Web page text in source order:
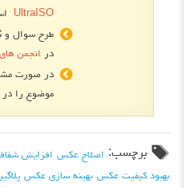
UltraISO
طرح سوال و
در انجمن
در صورت
موضوع را در
برچسب: اصلاح عکس افزایش
بهبود کیفیت عکس بهینه سازی عکس